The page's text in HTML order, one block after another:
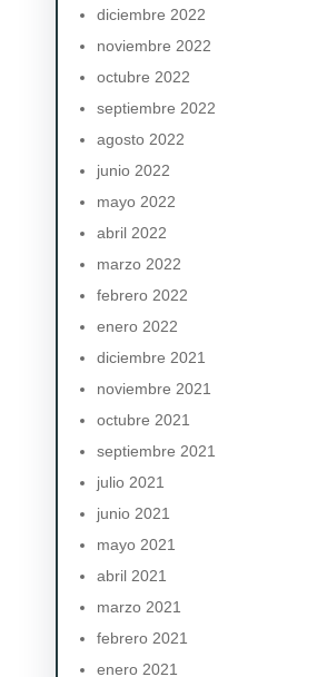
diciembre 2022
noviembre 2022
octubre 2022
septiembre 2022
agosto 2022
junio 2022
mayo 2022
abril 2022
marzo 2022
febrero 2022
enero 2022
diciembre 2021
noviembre 2021
octubre 2021
septiembre 2021
julio 2021
junio 2021
mayo 2021
abril 2021
marzo 2021
febrero 2021
enero 2021